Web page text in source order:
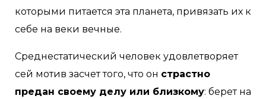
которыми питается эта планета, привязать их к
себе на веки вечные. ⠀
Среднестатический человек удовлетворяет
сей мотив засчет того, что он страстно
предан своему делу или близкому: берет на